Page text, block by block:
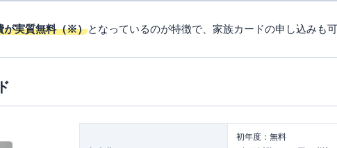
が実質無料（※）となっているのが特徴で、家族カードの申し込みも可
初年度：無料